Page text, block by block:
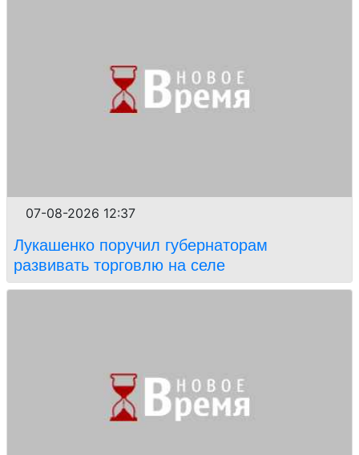
07-08-2026 12:37
Лукашенко поручил губернаторам
развивать торговлю на селе